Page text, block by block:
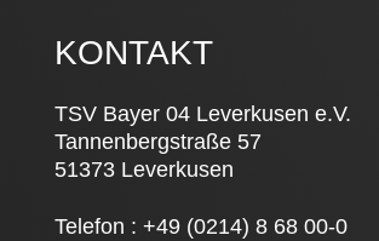
KONTAKT
TSV Bayer 04 Leverkusen e.V.
Tannenbergstraße 57
51373 Leverkusen
Telefon : +49 (0214) 8 68 00-0